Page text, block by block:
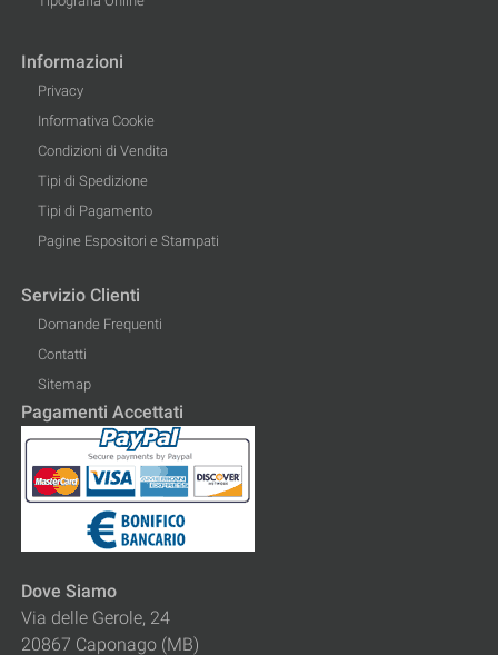
Informazioni
Privacy
Informativa Cookie
Condizioni di Vendita
Tipi di Spedizione
Tipi di Pagamento
Pagine Espositori e Stampati
Servizio Clienti
Domande Frequenti
Contatti
Sitemap
Pagamenti Accettati
Dove Siamo
Via delle Gerole, 24
20867 Caponago (MB)